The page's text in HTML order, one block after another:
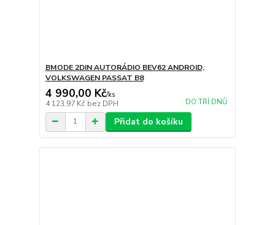
BMODE 2DIN AUTORÁDIO BEV62 ANDROID,
VOLKSWAGEN PASSAT B8
4 990,00 Kč/ks
4 123,97 Kč bez DPH DO TŘÍ DNŮ
Přidat do košíku